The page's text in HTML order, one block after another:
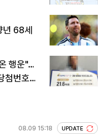
68세
행운"…
번호조
08.09 15:18 UPDATE